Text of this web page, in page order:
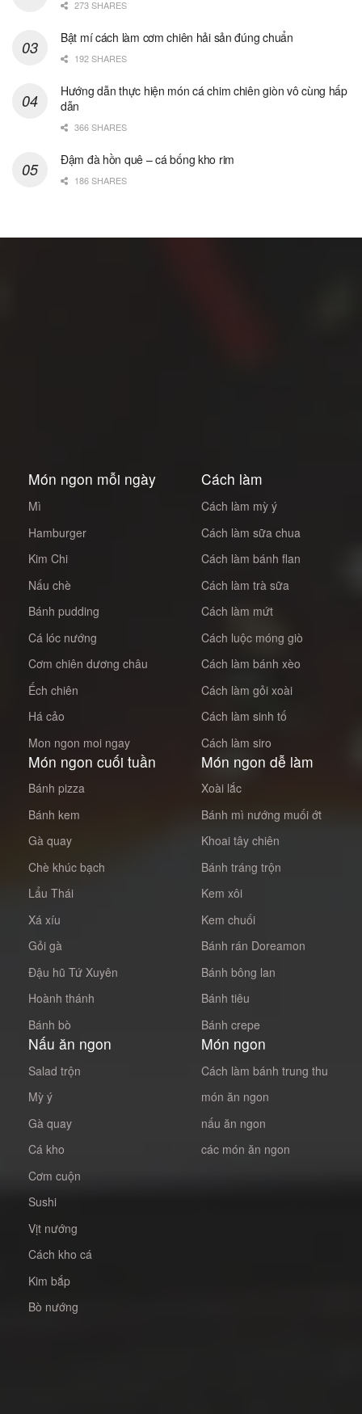
273 SHARES
Bật mí cách làm cơm chiên hải sản đúng chuẩn
192 SHARES
Hướng dẫn thực hiện món cá chim chiên giòn vô cùng hấp
dẫn
366 SHARES
Đậm đà hồn quê – cá bống kho rim
186 SHARES
Món ngon mỗi ngày
Mì
Hamburger
Kim Chi
Nấu chè
Bánh pudding
Cá lóc nướng
Cơm chiên dương châu
Ếch chiên
Há cảo
Mon ngon moi ngay
Cách làm
Cách làm mỳ ý
Cách làm sữa chua
Cách làm bánh flan
Cách làm trà sữa
Cách làm mứt
Cách luộc móng giò
Cách làm bánh xèo
Cách làm gỏi xoài
Cách làm sinh tố
Cách làm siro
Món ngon cuối tuần
Bánh pizza
Bánh kem
Gà quay
Chè khúc bạch
Lẩu Thái
Xá xíu
Gỏi gà
Đậu hũ Tứ Xuyên
Hoành thánh
Bánh bò
Món ngon dễ làm
Xoài lắc
Bánh mì nướng muối ớt
Khoai tây chiên
Bánh tráng trộn
Kem xôi
Kem chuối
Bánh rán Doreamon
Bánh bông lan
Bánh tiêu
Bánh crepe
Nấu ăn ngon
Salad trộn
Mỳ ý
Gà quay
Cá kho
Cơm cuộn
Sushi
Vịt nướng
Cách kho cá
Kim bắp
Bò nướng
Món ngon
Cách làm bánh trung thu
món ăn ngon
nấu ăn ngon
các món ăn ngon